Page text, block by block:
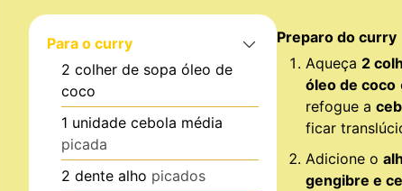
Para o curry
2 colher de sopa óleo de
coco
1 unidade cebola média
picada
2 dente alho picados
Preparo do curry
Aqueça 2
óleo de coco
refogue a
ficar
Adicione o
gengibre e